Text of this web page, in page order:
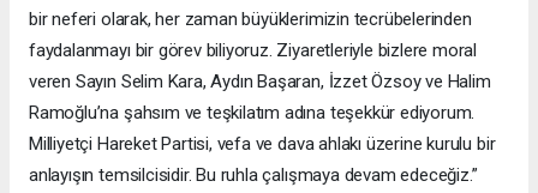
bir neferi olarak, her zaman büyüklerimizin tecrübelerinden
faydalanmayı bir görev biliyoruz. Ziyaretleriyle bizlere moral
veren Sayın Selim Kara, Aydın Başaran, İzzet Özsoy ve Halim
Ramoğlu’na şahsım ve teşkilatım adına teşekkür ediyorum.
Milliyetçi Hareket Partisi, vefa ve dava ahlakı üzerine kurulu bir
anlayışın temsilcisidir. Bu ruhla çalışmaya devam edeceğiz.”